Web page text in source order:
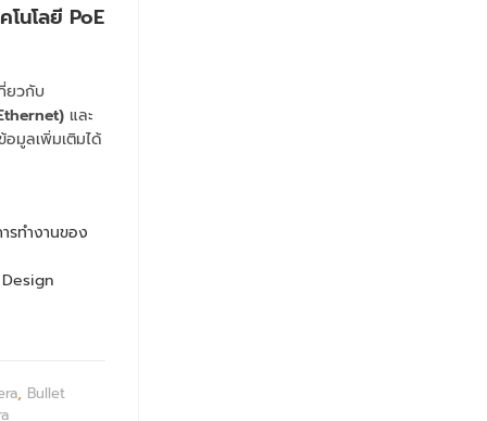
นโลยี PoE
ยวกับ
และ
มูลเพิ่มเติมได้
รทำงานของ
, Bullet